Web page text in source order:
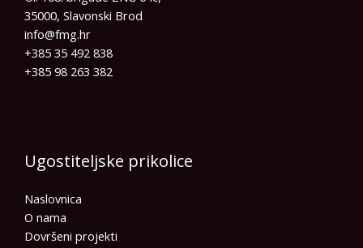
35000, Slavonski Brod
info@fmg.hr​
+385 35 492 838
+385 98 263 382
Ugostiteljske prikolice
Naslovnica
O nama
Dovršeni projekti